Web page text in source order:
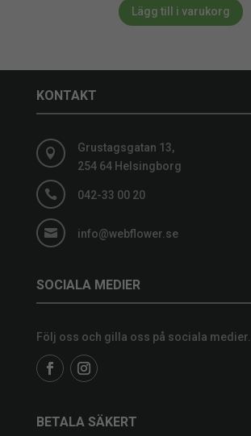
Lägg till i varukorg
KONTAKT

Grustagsgatan 13,
254 64 Helsingborg
 042-33 00 20
 info@webflower.se
SOCIALA MEDIER
Följ oss och gilla oss på sociala medier.
BETALA SÄKERT